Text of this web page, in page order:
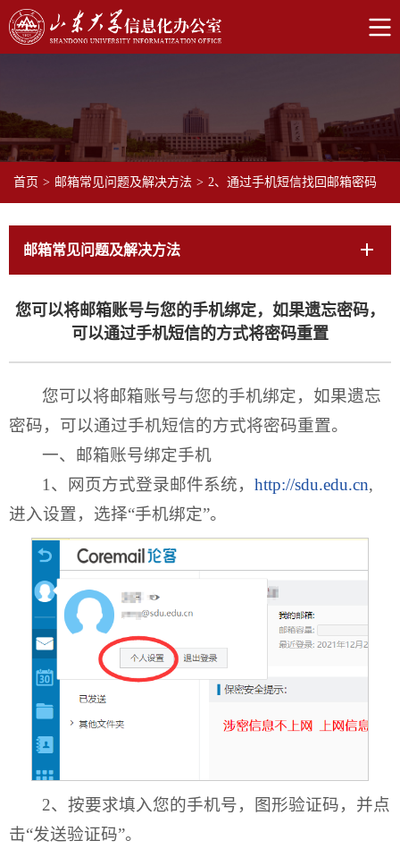
首页 > 邮箱常见问题及解决方法 > 2、通过手机短信找回邮箱密码
邮箱常见问题及解决方法
您可以将邮箱账号与您的手机绑定，如果遗忘密码，
可以通过手机短信的方式将密码重置
您可以将邮箱账号与您的手机绑定，如果遗忘
密码，可以通过手机短信的方式将密码重置。
一、邮箱账号绑定手机
1、网页方式登录邮件系统，http://sdu.edu.cn,
进入设置，选择“手机绑定”。
2、按要求填入您的手机号，图形验证码，并点
击“发送验证码”。